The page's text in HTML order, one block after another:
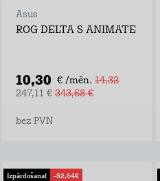
Asus
ROG DELTA S ANIMATE
10,30 € /mēn. 14,32
247,11 € 343,68 €
bez PVN
Izpārdošana! -82,64€